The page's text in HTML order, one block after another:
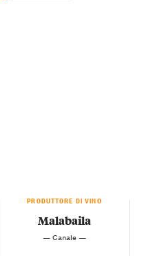
PRODUTTORE DI VINO
Malabaila
— Canale —